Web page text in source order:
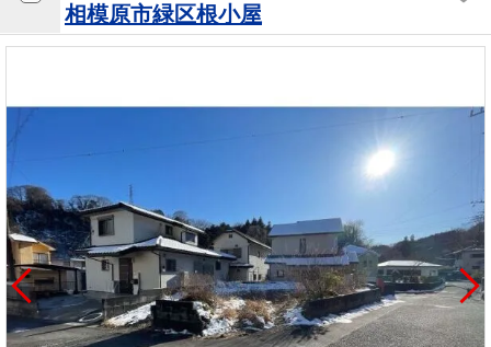
相模原市緑区根小屋